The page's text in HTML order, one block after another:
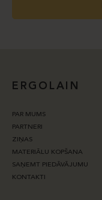
ERGOLAIN
PAR MUMS
PARTNERI
ZIŅAS
MATERIĀLU KOPŠANA
SAŅEMT PIEDĀVĀJUMU
KONTAKTI